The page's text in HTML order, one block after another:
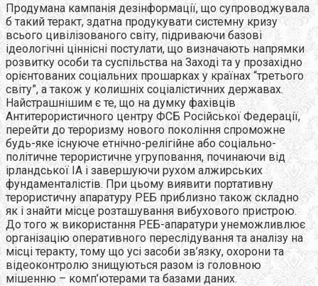
Продумана кампанія дезінформації, що супроводжувала
б такий теракт, здатна продукувати системну кризу
всього цивілізованого світу, підриваючи базові
ідеологічні ціннісні постулати, що визначають напрямки
розвитку особи та суспільства на Заході та у прозахідно
орієнтованих соціальних прошарках у країнах “третього
світу”, а також у колишніх соціалістичних державах.
Найстрашнішим є те, що на думку фахівців
Антитерористичного центру ФСБ Російської Федерації,
перейти до тероризму нового покоління спроможне
будь-яке існуюче етнічно-релігійне або соціально-
політичне терористичне угруповання, починаючи від
ірландської ІА і завершуючи рухом алжирських
фундаменталістів. При цьому виявити портативну
терористичну апаратуру РЕБ приблизно також складно
як і знайти місце розташування вибухового пристрою.
До того ж використання РЕБ-апаратури унеможливлює
організацію оперативного переслідування та аналізу на
місці теракту, тому що усі засоби зв’язку, охорони та
відеоконтролю знищуються разом із головною
мішенню – комп’ютерами та базами даних.